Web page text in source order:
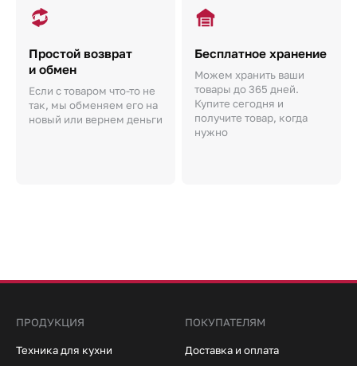
Простой возврат
и обмен
Если с товаром что-то не
так, мы обменяем его на
новый или вернем деньги
Бесплатное хранение
Можем хранить ваши
товары до 365 дней.
Купите сегодня и
получите товар, когда
нужно
ПРОДУКЦИЯ
Техника для кухни
ПОКУПАТЕЛЯМ
Доставка и оплата